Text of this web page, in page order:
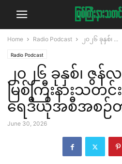
Home Radio Podcast ၂၀၂၆ ခုနှစ်၊ ...
Radio Podcast
၂၀၂၆ ခုနှစ်၊ ဇွ
မြစ်ကြီးနားသတင်
ရေဒီယိုအစီအစဉ်
June 30, 2026